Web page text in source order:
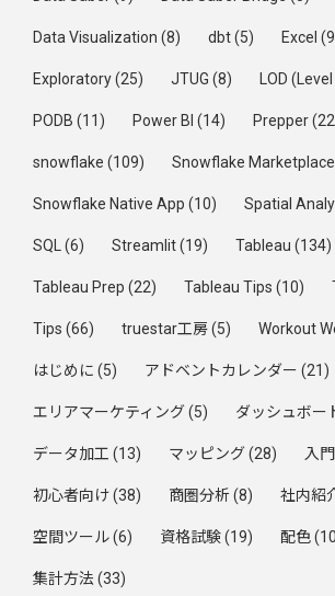
Data Visualization (8) dbt(5) Excel
Exploratory(25) JTUG (8) LOD
PODB (11) Power BI (14) Prepper
snowflake (109) Snowflake Marketplace
Snowflake Native App (10) Spatial
SQL(6) Streamlit(19) Tableau (134)
Tableau Prep (22) Tableau Tips (10)
Tips (66) truestar工房(5) Workout
はじめに (5) アドベントカレンダー (21)
エリアマーケティング(5) ダッシュボー
データ加工 (13) マッピング(28) 入門
初心者向け(38) 商圏分析(8) 社内紹
空間ツール(6) 資格試験(19) 配色
集計方法 (33)